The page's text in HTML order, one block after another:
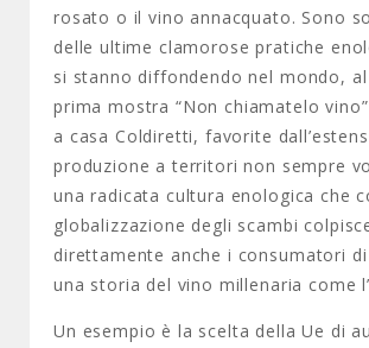
rosato o il vino annacquato. Sono
delle ultime clamorose pratiche
si stanno diffondendo nel mondo,
prima mostra “Non chiamatelo
a casa Coldiretti, favorite
produzione a territori non sempre
una radicata cultura enologica che
globalizzazione degli scambi
direttamente anche i consumatori di
una storia del vino millenaria come
Un esempio è la scelta della Ue di